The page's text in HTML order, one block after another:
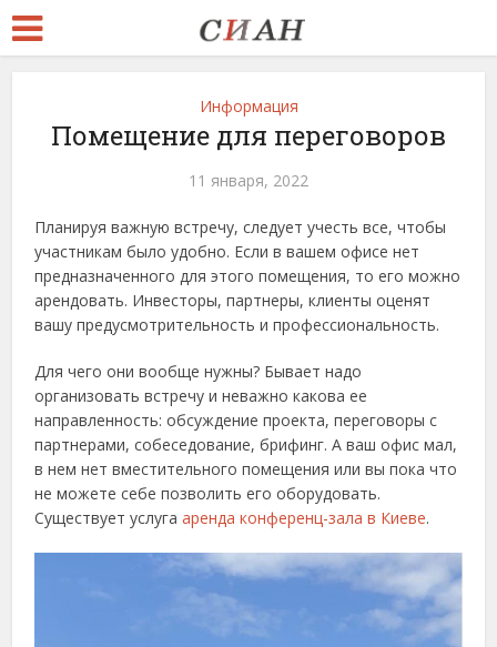
Информация
Помещение для переговоров
11 января, 2022
Планируя важную встречу, следует учесть все, чтобы
участникам было удобно. Если в вашем офисе нет
предназначенного для этого помещения, то его можно
арендовать. Инвесторы, партнеры, клиенты оценят
вашу предусмотрительность и профессиональность.
Для чего они вообще нужны? Бывает надо
организовать встречу и неважно какова ее
направленность: обсуждение проекта, переговоры с
партнерами, собеседование, брифинг. А ваш офис мал,
в нем нет вместительного помещения или вы пока что
не можете себе позволить его оборудовать.
Существует услугааренда конференц-зала в Киеве.